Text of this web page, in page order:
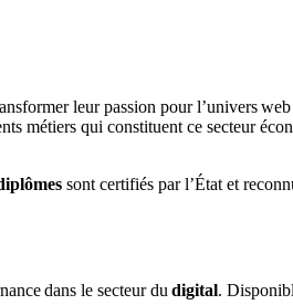
leur passion pour l’univers
métiers qui constituent ce secteur
sont certifiés par l’État et
dans le secteur du digital.